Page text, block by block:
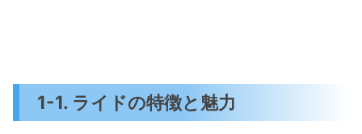
1-1. ライドの特徴と魅力